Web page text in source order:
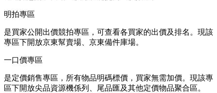
明拍專區
是買家公開出價競拍專區，可查看各買家的出價及排名。現該
專區下開放京東幫賣場、京東備件庫場。
一口價專區
是定價銷售專區，所有物品明碼標價，買家無需加價。現該專
區下開放尖品資源機係列、尾品匯及其他定價物品聚合區。